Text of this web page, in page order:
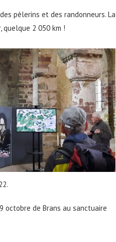
pèlerins et des randonneurs. La
2 050 km !
octobre de Brans au sanctuaire